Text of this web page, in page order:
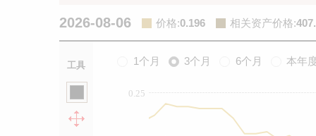
2026-08-06 价格:0.196 相关资产价格:
工具 1个月 3个月 6个月 本年
0.25